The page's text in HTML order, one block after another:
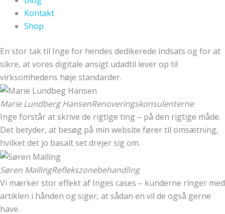
Kontakt
Shop
En stor tak til Inge for hendes dedikerede indsats og for at
sikre, at vores digitale ansigt udadtil lever op til
virksomhedens høje standarder.
Marie Lundberg HansenRenoveringskonsulenterne
Inge forstår at skrive de rigtige ting – på den rigtige måde.
Det betyder, at besøg på min website fører til omsætning,
hvilket det jo basalt set drejer sig om.
Søren MallingReflekszonebehandling
Vi mærker stor effekt af Inges cases – kunderne ringer med
artiklen i hånden og siger, at sådan en vil de også gerne
have.